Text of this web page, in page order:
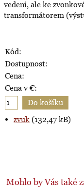
vedení, ale ke
transformátorem
Kód:
Dostupnost:
Cena:
Cena v €:
zvuk (132,47 kB)
Mohlo by Vás také